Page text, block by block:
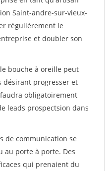
Saint-andre-sur-vieux-
régulièrement le
et doubler son
bouche à oreille peut
désirant progresser et
obligatoirement
leads prospectsion dans
de communication se
au porte à porte. Des
qui prenaient du